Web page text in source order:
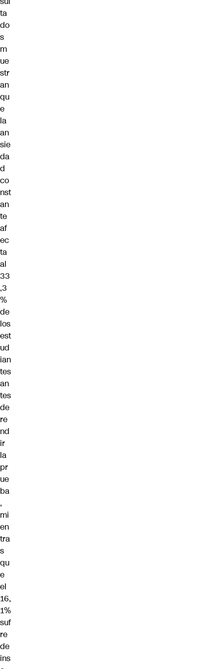
ta
do
s
m
ue
str
an
qu
e
la
an
sie
da
d
co
nst
an
te
af
ec
ta
al
33
,3
%
de
los
est
ud
ian
tes
an
tes
de
re
nd
ir
la
pr
ue
ba
,
mi
en
tra
s
qu
e
el
16,
1%
suf
re
de
ins